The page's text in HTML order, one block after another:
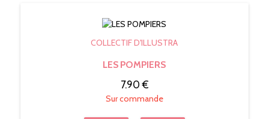
COLLECTIF D'ILLUSTRA
LES POMPIERS
7.90 €
Sur commande